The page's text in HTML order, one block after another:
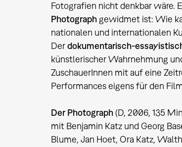
Fotografien nicht denkbar wäre.
Photograph gewidmet ist: Wie
nationalen und internationalen
Derdokumentarisch-
künstlerischer Wahrnehmung
ZuschauerInnen mit auf eine
Performances eigens für den
Der Photograph(D, 2006, 135
mit Benjamin Katz und Georg
Blume, Jan Hoet, Ora Katz,